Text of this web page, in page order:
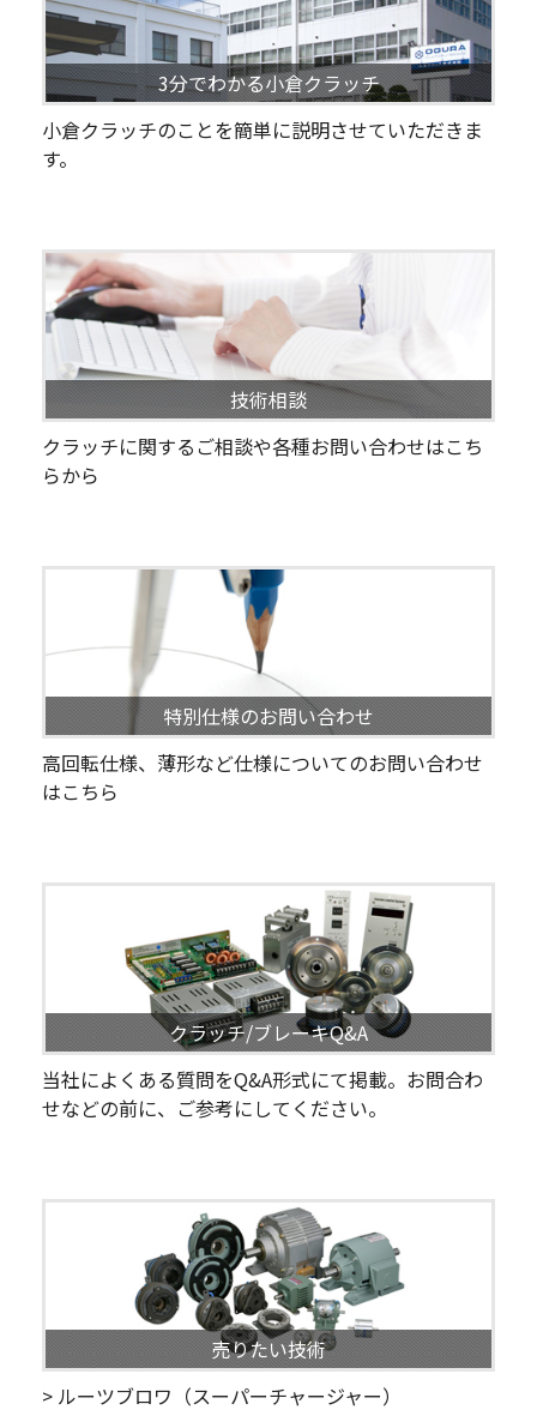
3分でわかる小倉クラッチ
小倉クラッチのことを簡単に説明させていただきま
す。
技術相談
クラッチに関するご相談や各種お問い合わせはこち
らから
特別仕様のお問い合わせ
高回転仕様、薄形など仕様についてのお問い合わせ
はこちら
クラッチ/ブレーキQ&A
当社によくある質問をQ&A形式にて掲載。お問合わ
せなどの前に、ご参考にしてください。
売りたい技術
> ルーツブロワ（スーパーチャージャー）